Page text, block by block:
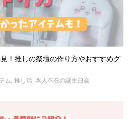
！推しの祭壇の作り方やおすすめグ
ム, 推し活, 本人不在の誕生日会